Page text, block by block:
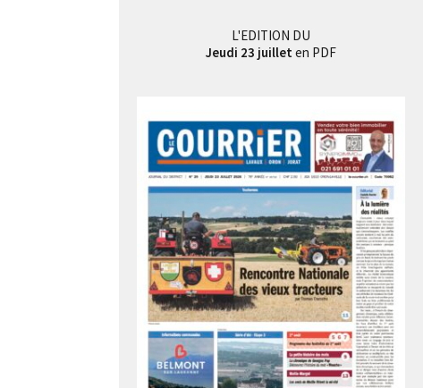
L'EDITION DU
Jeudi 23 juillet en PDF